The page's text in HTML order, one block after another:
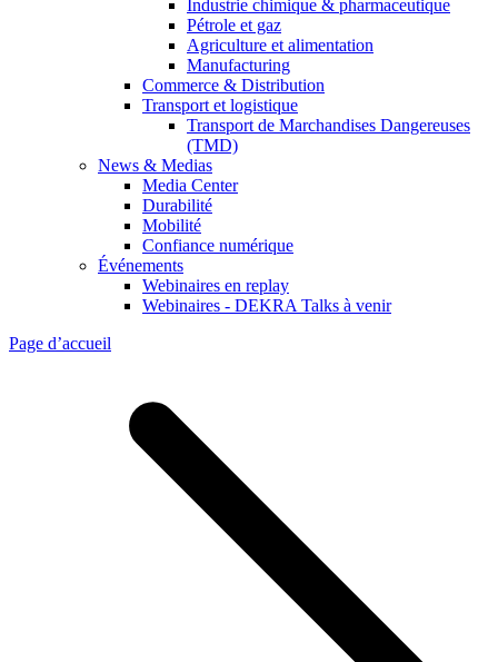
Industrie chimique & pharmaceutique
Pétrole et gaz
Agriculture et alimentation
Manufacturing
Commerce & Distribution
Transport et logistique
Transport de Marchandises Dangereuses
(TMD)
News & Medias
Media Center
Durabilité
Mobilité
Confiance numérique
Événements
Webinaires en replay
Webinaires - DEKRA Talks à venir
Page d’accueil